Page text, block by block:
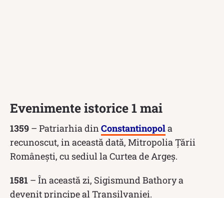
Evenimente istorice 1 mai
1359 – Patriarhia din Constantinopola
recunoscut, in această dată, Mitropolia Țării
Românești, cu sediul la Curtea de Argeș.
1581 – În această zi, Sigismund Bathory a
devenit principe al Transilvaniei.